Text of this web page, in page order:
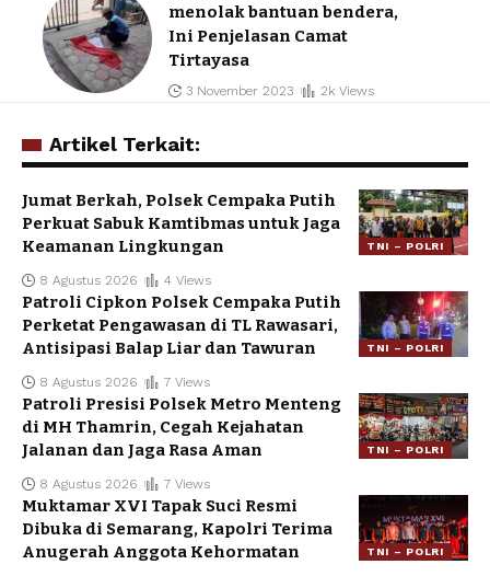
menolak bantuan bendera,
Ini Penjelasan Camat
Tirtayasa
3 November 2023 2k Views
Artikel Terkait:
TNI – POLRI
Jumat Berkah, Polsek Cempaka Putih
Perkuat Sabuk Kamtibmas untuk Jaga
Keamanan Lingkungan
8 Agustus 2026 4 Views
TNI – POLRI
Patroli Cipkon Polsek Cempaka Putih
Perketat Pengawasan di TL Rawasari,
Antisipasi Balap Liar dan Tawuran
8 Agustus 2026 7 Views
TNI – POLRI
Patroli Presisi Polsek Metro Menteng
di MH Thamrin, Cegah Kejahatan
Jalanan dan Jaga Rasa Aman
8 Agustus 2026 7 Views
TNI – POLRI
Muktamar XVI Tapak Suci Resmi
Dibuka di Semarang, Kapolri Terima
Anugerah Anggota Kehormatan